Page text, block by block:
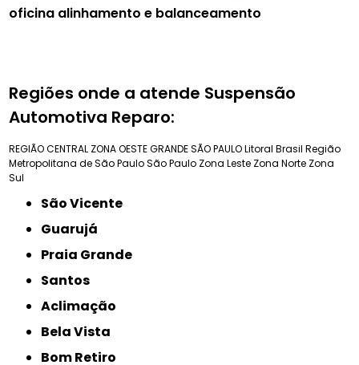
oficina alinhamento e balanceamento
Regiões onde a atende Suspensão
Automotiva Reparo:
REGIÃO CENTRAL ZONA OESTEGRANDE SÃO PAULOLitoral Brasil Região
Metropolitana de São PauloSão Paulo Zona Leste Zona Norte Zona
Sul
São Vicente
Guarujá
Praia Grande
Santos
Aclimação
Bela Vista
Bom Retiro